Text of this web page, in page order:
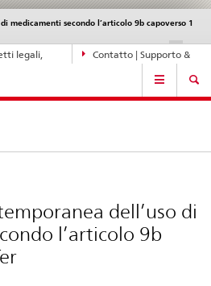
legali,
Contatto | Supporto &
medicamenti secondo l’articolo 9b capoverso 1
DE IT
dell’uso di
l’articolo 9b